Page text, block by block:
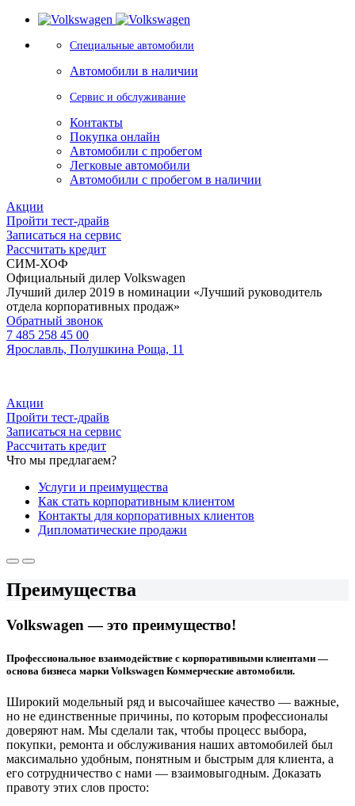
Специальные автомобили
Автомобили в наличии
Сервис и обслуживание
Контакты
Покупка онлайн
Автомобили с пробегом
Легковые автомобили
Автомобили с пробегом в наличии
Акции
Пройти тест-драйв
Записаться на сервис
Рассчитать кредит
СИМ-ХОФ
Официальный дилер Volkswagen
Лучший дилер 2019 в номинации «Лучший руководитель
отдела корпоративных продаж»
Обратный звонок
7 485 258 45 00
Ярославль, Полушкина Роща, 11
Акции
Пройти тест-драйв
Записаться на сервис
Рассчитать кредит
Что мы предлагаем?
Услуги и преимущества
Как стать корпоративным клиентом
Контакты для корпоративных клиентов
Дипломатические продажи
Преимущества
Volkswagen — это преимущество!
Профессиональное взаимодействие с корпоративными клиентами —
основа бизнеса марки Volkswagen Коммерческие автомобили.
Широкий модельный ряд и высочайшее качество — важные,
но не единственные причины, по которым профессионалы
доверяют нам. Мы сделали так, чтобы процесс выбора,
покупки, ремонта и обслуживания наших автомобилей был
максимально удобным, понятным и быстрым для клиента, а
его сотрудничество с нами — взаимовыгодным. Доказать
правоту этих слов просто: